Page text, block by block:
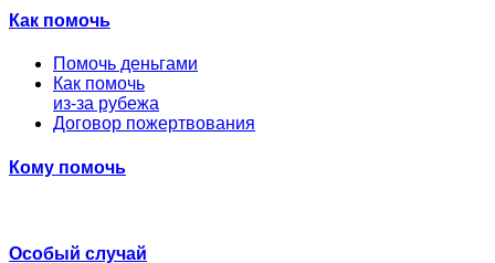
Как помочь
Помочь деньгами
Как помочь
из-за рубежа
Договор пожертвования
Кому помочь
Особый случай